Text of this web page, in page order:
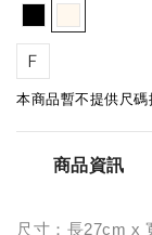
F
本商品暫不提供尺碼
商品資訊
尺寸：長27cm x